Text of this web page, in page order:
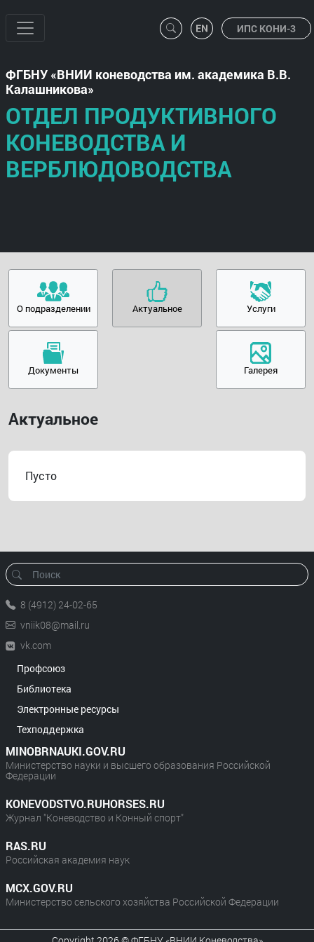
ИПС КОНИ-3
ФГБНУ
ВНИИ коневодства им. академика В.В.
Калашникова
ОТДЕЛ ПРОДУКТИВНОГО
КОНЕВОДСТВА И
ВЕРБЛЮДОВОДСТВА
О подразделении Актуальное Услуги
Документы Галерея
Актуальное
Пусто
8 (4912) 24-02-65
vniik08@mail.ru
vk.com
Профсоюз
Библиотека
Электронные ресурсы
Техподдержка
MINOBRNAUKI.GOV.RU
Министерство науки и высшего образования Российской
Федерации
KONEVODSTVO.RUHORSES.RU
Журнал "Коневодство и Конный спорт"
RAS.RU
Российская академия наук
MCX.GOV.RU
Министерство сельского хозяйства Российской Федерации